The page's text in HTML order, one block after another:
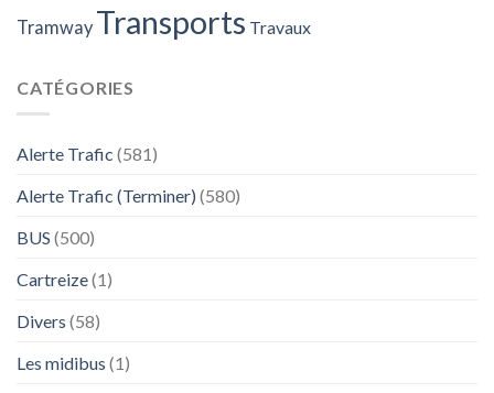
Tramway Transports Travaux
CATÉGORIES
Alerte Trafic (581)
Alerte Trafic (Terminer) (580)
BUS (500)
Cartreize(1)
Divers (58)
Les midibus (1)